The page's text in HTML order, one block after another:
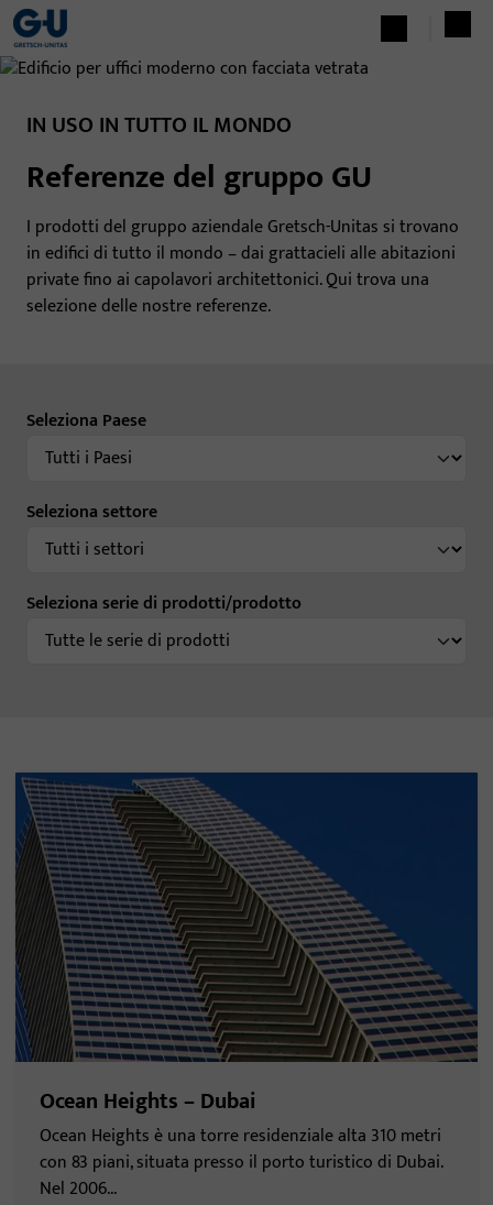
IN USO IN TUTTO IL MONDO
Referenze del gruppo GU
I prodotti del gruppo aziendale Gretsch-Unitas si trovano
in edifici di tutto il mondo – dai grattacieli alle abitazioni
private fino ai capolavori architettonici. Qui trova una
selezione delle nostre referenze.
Seleziona Paese
Seleziona settore
Seleziona serie di prodotti/prodotto
Ocean Heights – Dubai
Ocean Heights è una torre residenziale alta 310 metri
con 83 piani, situata presso il porto turistico di Dubai.
Nel 2006...